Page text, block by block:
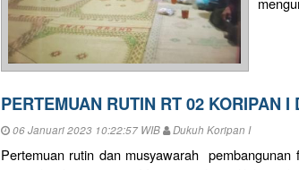
PERTEMUAN RUTIN RT 02 KORIPAN I
06 Januari 2023 10:22:57 WIB Dukuh Koripan I
Pertemuan rutin dan musyawarah